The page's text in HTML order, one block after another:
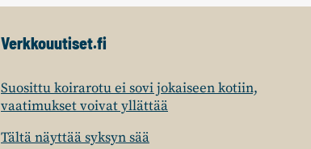
Verkkouutiset.fi
Suosittu koirarotu ei sovi jokaiseen kotiin,
vaatimukset voivat yllättää
Tältä näyttää syksyn sää